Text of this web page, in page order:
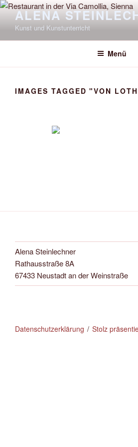
Zum
Inhalt
springen
ALENA
Kunst und Kunstunterricht
Menü
IMAGES TAGGED "VON
Alena Steinlechner
Rathausstraße 8A
67433 Neustadt an der Weinstraße
Datenschutzerklärung Stolz